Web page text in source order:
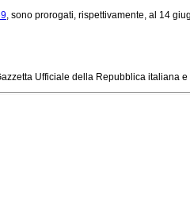
, sono prorogati, rispettivamente, al 14
Ufficiale della Repubblica italiana